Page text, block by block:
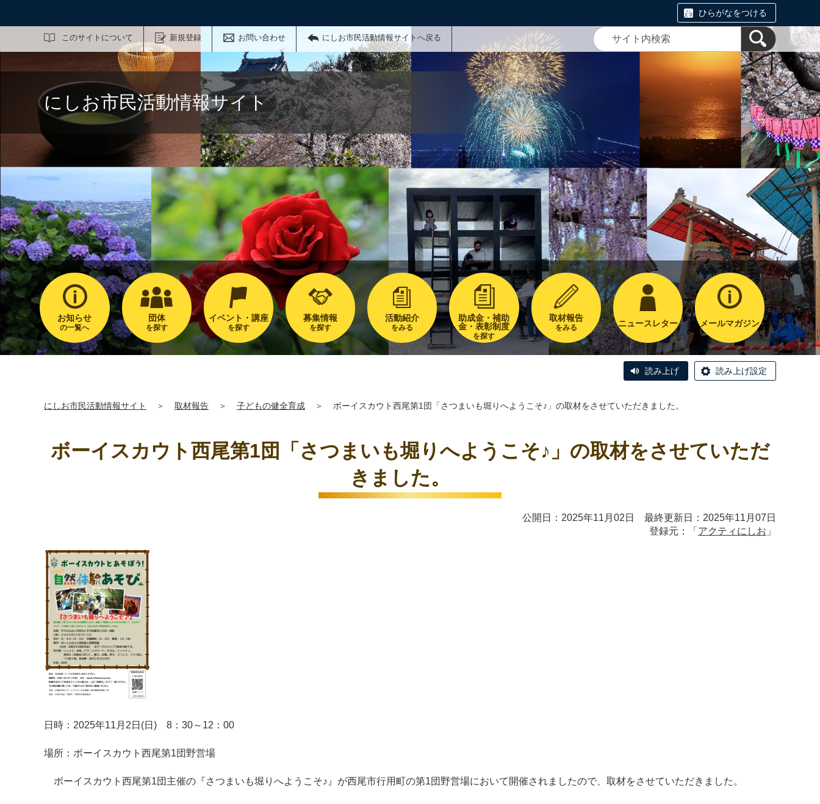
ひらがなをつける
このサイトについて 新規登録 お問い合わせ にしお市民活動情報サイトへ戻る
サイト内検索
にしお市民活動情報サイト
お知らせ
の一覧へ
団体
を探す
イベント・講座
を探す
募集情報
を探す
活動紹介
をみる
助成金・補助
金・表彰制度
を探す
取材報告
をみる ニュースレター メールマガジン
読み上げ 読み上げ設定
にしお市民活動情報サイト ＞ 取材報告 ＞ 子どもの健全育成 ＞ ボーイスカウト西尾第1団「さつまいも堀りへようこそ♪」の取材をさせていただきました。
ボーイスカウト西尾第1団「さつまいも堀りへようこそ♪」の取材をさせていただ
きました。
公開日：2025年11月02日 最終更新日：2025年11月07日
登録元：「 アクティにしお 」
日時：2025年11月2日(日) 8：30～12：00
場所：ボーイスカウト西尾第1団野営場
ボーイスカウト西尾第1団主催の『さつまいも堀りへようこそ♪』が西尾市行用町の第1団野営場において開催されましたので、取材をさせていただきました。